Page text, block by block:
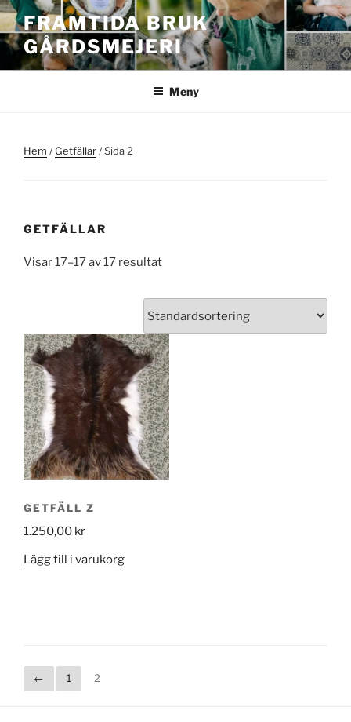
Hoppa
till
innehåll
FRAMTIDA BRUK
GÅRDSMEJERI
Meny
Hem /Getfällar/ Sida 2
GETFÄLLAR
Visar 17–17 av 17 resultat
GETFÄLL Z
1.250,00 kr
Lägg till i varukorg
← 1 2